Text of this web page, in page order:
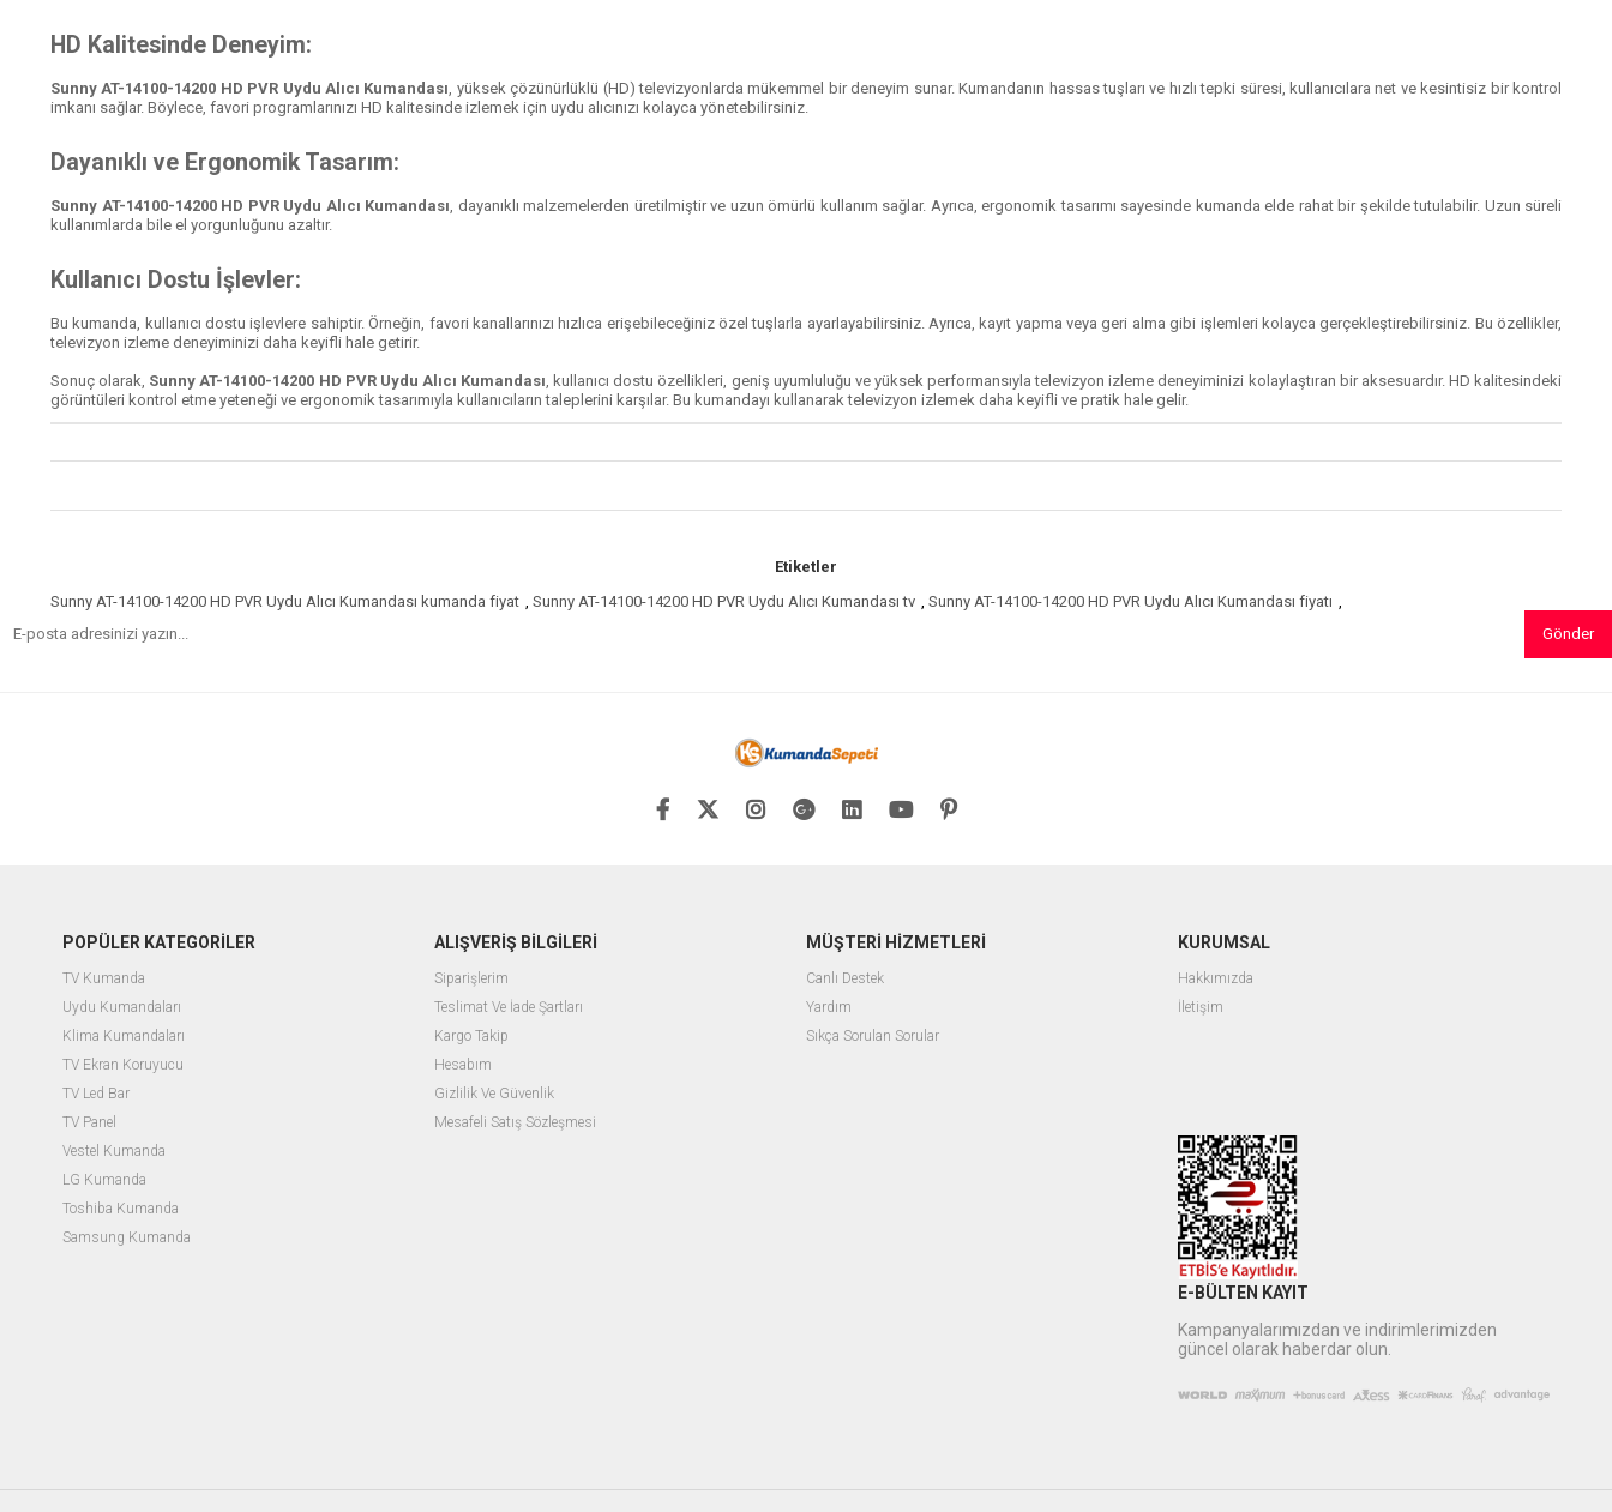
HD Kalitesinde Deneyim:
Sunny AT-14100-14200 HD PVR Uydu Alıcı Kumandası , yüksek çözünürlüklü (HD) televizyonlarda mükemmel bir deneyim sunar. Kumandanın hassas tuşları ve hızlı tepki süresi, kullanıcılara net ve kesintisiz bir kontrol
imkanı sağlar. Böylece, favori programlarınızı HD kalitesinde izlemek için uydu alıcınızı kolayca yönetebilirsiniz.
Dayanıklı ve Ergonomik Tasarım:
Sunny AT-14100-14200 HD PVR Uydu Alıcı Kumandası , dayanıklı malzemelerden üretilmiştir ve uzun ömürlü kullanım sağlar. Ayrıca, ergonomik tasarımı sayesinde kumanda elde rahat bir şekilde tutulabilir. Uzun süreli
kullanımlarda bile el yorgunluğunu azaltır.
Kullanıcı Dostu İşlevler:
Bu kumanda, kullanıcı dostu işlevlere sahiptir. Örneğin, favori kanallarınızı hızlıca erişebileceğiniz özel tuşlarla ayarlayabilirsiniz. Ayrıca, kayıt yapma veya geri alma gibi işlemleri kolayca gerçekleştirebilirsiniz. Bu özellikler,
televizyon izleme deneyiminizi daha keyifli hale getirir.
Sonuç olarak, Sunny AT-14100-14200 HD PVR Uydu Alıcı Kumandası , kullanıcı dostu özellikleri, geniş uyumluluğu ve yüksek performansıyla televizyon izleme deneyiminizi kolaylaştıran bir aksesuardır. HD kalitesindeki
görüntüleri kontrol etme yeteneği ve ergonomik tasarımıyla kullanıcıların taleplerini karşılar. Bu kumandayı kullanarak televizyon izlemek daha keyifli ve pratik hale gelir.
Etiketler
Sunny AT-14100-14200 HD PVR Uydu Alıcı Kumandası kumanda fiyat
Sunny AT-14100-14200 HD PVR Uydu Alıcı Kumandası tv Sunny AT-14100-14200 HD PVR Uydu Alıcı Kumandası fiyatı
Gönder
POPÜLER KATEGORİLER
TV Kumanda
Uydu Kumandaları
Klima Kumandaları
TV Ekran Koruyucu
TV Led Bar
TV Panel
Vestel Kumanda
LG Kumanda
Toshiba Kumanda
Samsung Kumanda
ALIŞVERİŞ BİLGİLERİ
Siparişlerim
Teslimat Ve İade Şartları
Kargo Takip
Hesabım
Gizlilik Ve Güvenlik
Mesafeli Satış Sözleşmesi
MÜŞTERİ HİZMETLERİ
Canlı Destek
Yardım
Sıkça Sorulan Sorular
KURUMSAL
Hakkımızda
İletişim
E-BÜLTEN KAYIT
Kampanyalarımızdan ve indirimlerimizden
güncel olarak haberdar olun.